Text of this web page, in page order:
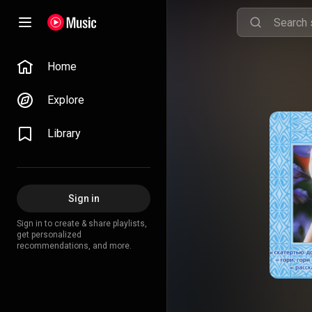
Home
Explore
Library
Sign in
Sign in to create & share playlists,
get personalized
recommendations, and more.